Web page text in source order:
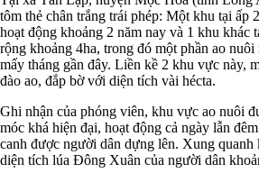
tôm thẻ chân trắng trái phép: Một khu tại ấp
hoạt động khoảng 2 năm nay và 1 khu khác
rộng khoảng 4ha, trong đó một phần ao
mấy tháng gần đây. Liền kề 2 khu vực này,
đào ao, đắp bờ với diện tích vài hécta.
Ghi nhận của phóng viên, khu vực ao nuôi
móc khá hiện đại, hoạt động cả ngày lẫn
canh được người dân dựng lên. Xung quanh
diện tích lúa Đông Xuân của người dân